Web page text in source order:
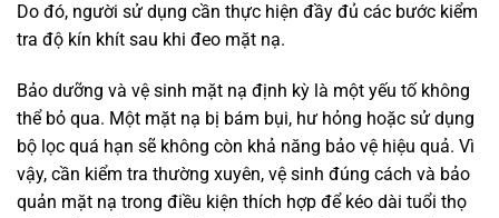
Do đó, người sử dụng cần thực hiện đầy đủ các bước kiểm
tra độ kín khít sau khi đeo mặt nạ.
Bảo dưỡng và vệ sinh mặt nạ định kỳ là một yếu tố không
thể bỏ qua. Một mặt nạ bị bám bụi, hư hỏng hoặc sử dụng
bộ lọc quá hạn sẽ không còn khả năng bảo vệ hiệu quả. Vì
vậy, cần kiểm tra thường xuyên, vệ sinh đúng cách và bảo
quản mặt nạ trong điều kiện thích hợp để kéo dài tuổi thọ